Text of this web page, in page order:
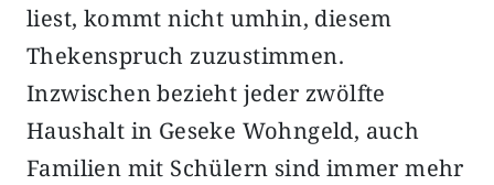
liest, kommt nicht umhin, diesem
Thekenspruch zuzustimmen.
Inzwischen bezieht jeder zwölfte
Haushalt in Geseke Wohngeld, auch
Familien mit Schülern sind immer mehr